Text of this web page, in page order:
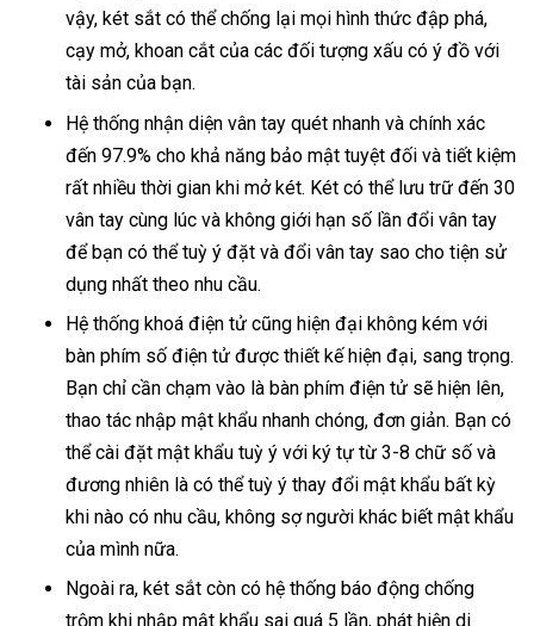
vậy, két sắt có thể chống lại mọi hình thức đập phá,
cạy mở, khoan cắt của các đối tượng xấu có ý đồ với
tài sản của bạn.
Hệ thống nhận diện vân tay quét nhanh và chính xác
đến 97.9% cho khả năng bảo mật tuyệt đối và tiết kiệm
rất nhiều thời gian khi mở két. Két có thể lưu trữ đến 30
vân tay cùng lúc và không giới hạn số lần đổi vân tay
để bạn có thể tuỳ ý đặt và đổi vân tay sao cho tiện sử
dụng nhất theo nhu cầu.
Hệ thống khoá điện tử cũng hiện đại không kém với
bàn phím số điện tử được thiết kế hiện đại, sang trọng.
Bạn chỉ cần chạm vào là bàn phím điện tử sẽ hiện lên,
thao tác nhập mật khẩu nhanh chóng, đơn giản. Bạn có
thể cài đặt mật khẩu tuỳ ý với ký tự từ 3-8 chữ số và
đương nhiên là có thể tuỳ ý thay đổi mật khẩu bất kỳ
khi nào có nhu cầu, không sợ người khác biết mật khẩu
của mình nữa.
Ngoài ra, két sắt còn có hệ thống báo động chống
trộm khi nhập mật khẩu sai quá 5 lần, phát hiện di